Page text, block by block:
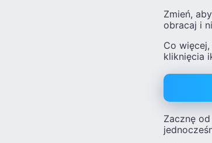
Zmień,
obracaj i
Co
kliknięcia
Zacznę